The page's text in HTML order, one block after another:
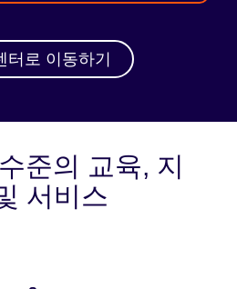
터로 이동하기
준의 교육, 지
서비스